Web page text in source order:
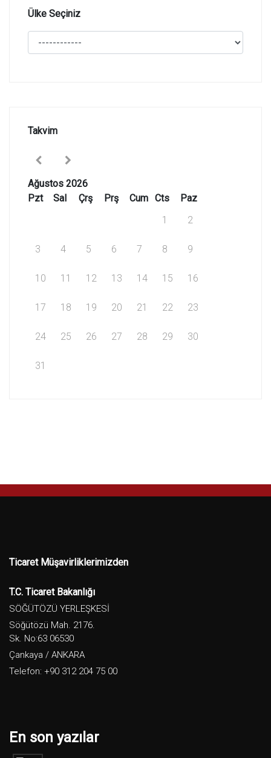
Ülke Seçiniz
Takvim
Ağustos 2026
Pzt
Sal Çrş Prş Cum Cts
Paz
1
2
3 4 5 6 7 8 9
10 11 12 13 14 15 16
17 18 19 20 21 22 23
24 25 26 27 28 29 30
31
Ticaret Müşavirliklerimizden
T.C. Ticaret Bakanlığı
SÖĞÜTÖZÜ YERLEŞKESİ
Söğütözü Mah. 2176.
Sk. No:63 06530
Çankaya / ANKARA
Telefon: +90 312 204 75 00
En son yazılar